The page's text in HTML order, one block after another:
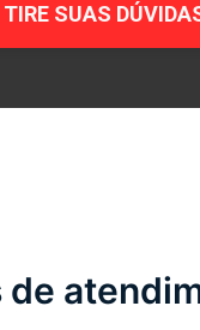
TIRE SUAS
de